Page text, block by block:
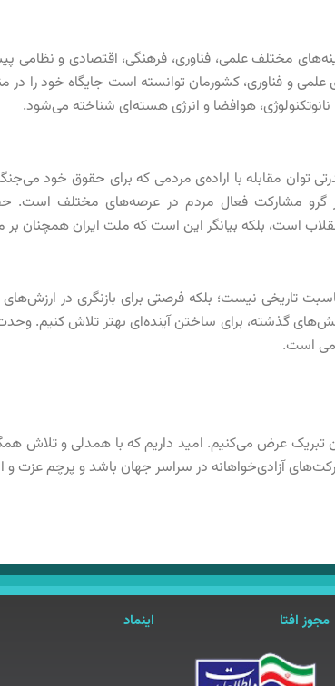
مختلف علمی، فناوری، فرهنگی، اقتصادی و
و فناوری، کشورمان توانسته است جایگاه خود را در
هوافضا و انرژی هسته‌ای شناخته می‌شود.
توان مقابله با اراده‌ی مردمی که برای حقوق خود
مشارکت فعال مردم در عرصه‌های مختلف است.
است، بلکه بیانگر این است که ملت ایران همچنان
تاریخی نیست؛ بلکه فرصتی برای بازنگری در
گذشته، برای ساختن آینده‌ای بهتر تلاش کنیم.
است.
تبریک عرض می‌کنیم. امید داریم که با همدلی و تلاش
آزادی‌خواهانه در سراسر جهان باشد و پرچم عزت و
مجوز افتا اینماد